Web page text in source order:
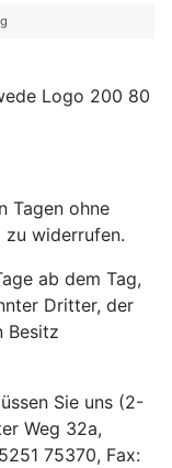
Tagen ohne
zu widerrufen.
ab dem Tag,
Dritter, der
Besitz
Sie uns (2-
Weg 32a,
75370, Fax: